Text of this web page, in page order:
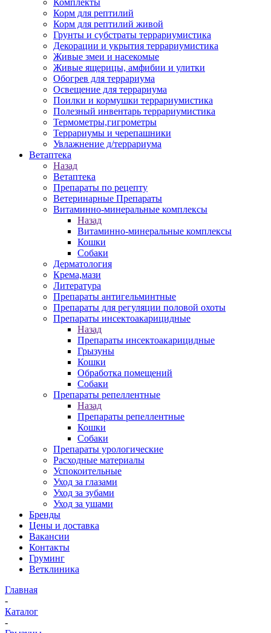
Комплекты
Корм для рептилий
Корм для рептилий живой
Грунты и субстраты террариумистика
Декорации и укрытия террариумистика
Живые змеи и насекомые
Живые ящерицы, амфибии и улитки
Обогрев для террариума
Освещение для террариума
Поилки и кормушки террариумистика
Полезный инвентарь террариумистика
Термометры,гигрометры
Террариумы и черепашники
Увлажнение д/террариума
Ветаптека
Назад
Ветаптека
Препараты по рецепту
Ветеринарные Препараты
Витаминно-минеральные комплексы
Назад
Витаминно-минеральные комплексы
Кошки
Собаки
Дерматология
Крема,мази
Литература
Препараты антигельминтные
Препараты для регуляции половой охоты
Препараты инсектоакарицидные
Назад
Препараты инсектоакарицидные
Грызуны
Кошки
Обработка помещений
Собаки
Препараты репеллентные
Назад
Препараты репеллентные
Кошки
Собаки
Препараты урологические
Расходные материалы
Успокоительные
Уход за глазами
Уход за зубами
Уход за ушами
Бренды
Цены и доставка
Вакансии
Контакты
Груминг
Ветклиника
Главная
-
Каталог
-